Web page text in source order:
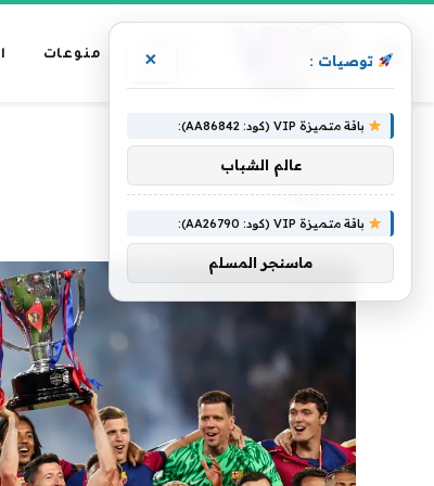
رئيسية
منوعات
الرئيسية » الليغا
الليغا
توصيات : ×
باقة متميزة VIP (كود: AA86842):
عالم الشباب
باقة متميزة VIP (كود: AA26790):
ماسنجر المسلم